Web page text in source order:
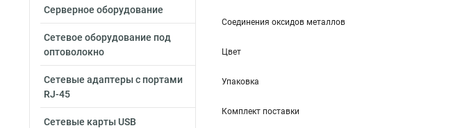
Серверное оборудование
Сетевое оборудование под
оптоволокно
Сетевые адаптеры с портами
RJ-45
Сетевые карты USB
Соединения оксидов металлов
Цвет
Упаковка
Комплект поставки